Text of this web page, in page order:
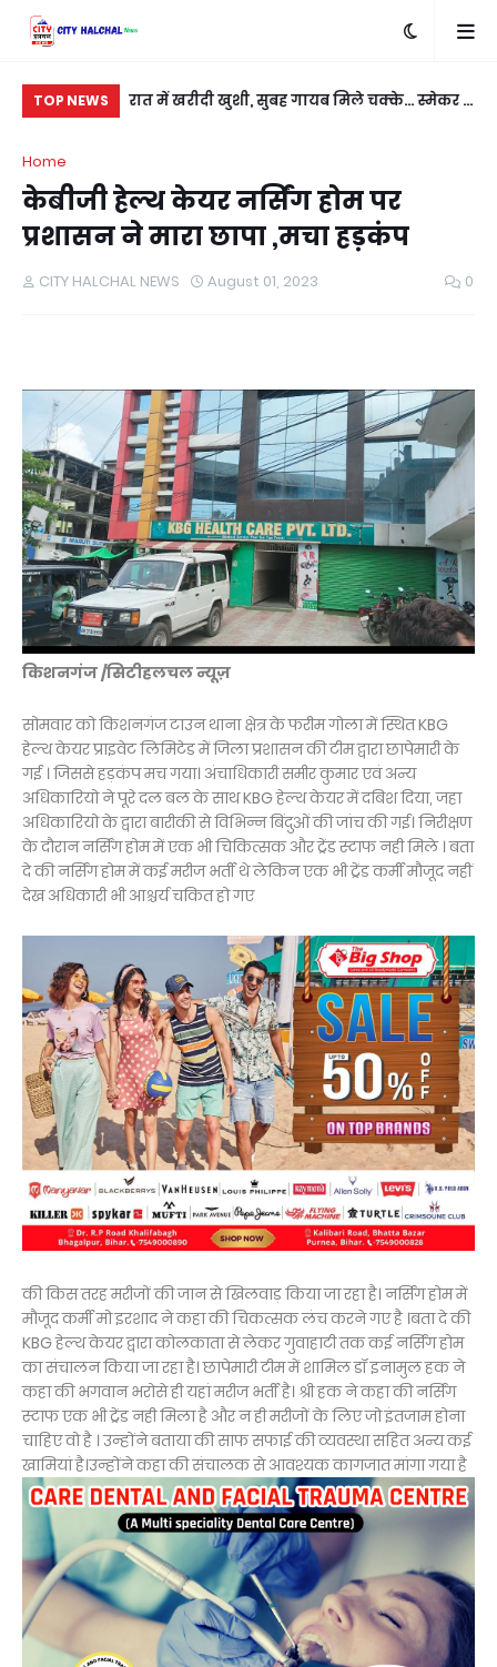
TOP NEWS
बदला लेने के लिए
रात में खरीदी खुशी, सुबह गायब मिले चक्के... स्मेकर ने
Home
केबीजी हेल्थ केयर नर्सिंग होम पर
प्रशासन ने मारा छापा ,मचा हड़कंप
CITY HALCHAL NEWS August 01, 2023 0
किशनगंज /सिटीहलचल न्यूज़
सोमवार को किशनगंज टाउन थाना क्षेत्र के फरीम गोला में स्थित KBG
हेल्थ केयर प्राइवेट लिमिटेड में जिला प्रशासन की टीम द्वारा छापेमारी के
गई । जिससे हड़कंप मच गया। अंचाधिकारी समीर कुमार एवं अन्य
अधिकारियो ने पूरे दल बल के साथ KBG हेल्थ केयर में दबिश दिया, जहा
अधिकारियो के द्वारा बारीकी से विभिन्न बिंदुओं की जांच की गई। निरीक्षण
के दौरान नर्सिंग होम में एक भी चिकित्सक और ट्रेंड स्टाफ नही मिले । बता
दे की नर्सिंग होम में कई मरीज भर्ती थे लेकिन एक भी ट्रेंड कर्मी मौजूद नहीं
देख अधिकारी भी आश्चर्य चकित हो गए
की किस तरह मरीजों की जान से खिलवाड़ किया जा रहा है। नर्सिंग होम में
मौजूद कर्मी मो इरशाद ने कहा की चिकत्सक लंच करने गए है ।बता दे की
KBG हेल्थ केयर द्वारा कोलकाता से लेकर गुवाहाटी तक कई नर्सिंग होम
का संचालन किया जा रहा है। छापेमारी टीम में शामिल डॉ इनामुल हक ने
कहा की भगवान भरोसे ही यहां मरीज भर्ती है। श्री हक ने कहा की नर्सिंग
स्टाफ एक भी ट्रेंड नही मिला है और न ही मरीजों के लिए जो इंतजाम होना
चाहिए वो है । उन्होंने बताया की साफ सफाई की व्यवस्था सहित अन्य कई
खामियां है।उन्होंने कहा की संचालक से आवश्यक कागजात मांगा गया है